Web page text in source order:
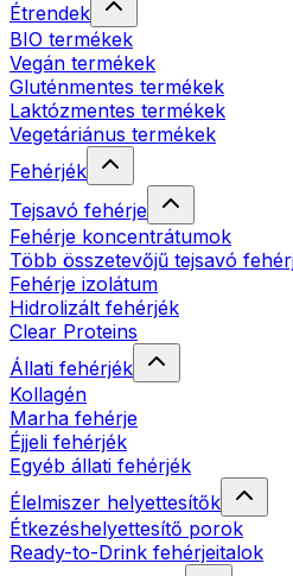
Étrendek
BIO termékek
Vegán termékek
Gluténmentes termékek
Laktózmentes termékek
Vegetáriánus termékek
Fehérjék
Tejsavó fehérje
Fehérje koncentrátumok
Több összetevőjű tejsavó
Fehérje izolátum
Hidrolizált fehérjék
Clear Proteins
Állati fehérjék
Kollagén
Marha fehérje
Éjjeli fehérjék
Egyéb állati fehérjék
Élelmiszer helyettesítők
Étkezéshelyettesítő porok
Ready-to-Drink fehérjeitalok